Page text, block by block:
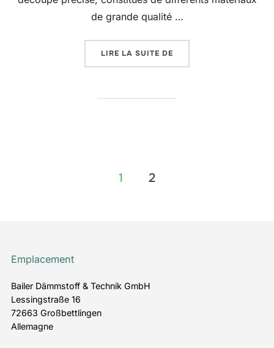
de grande qualité …
LIRE LA SUITE DE
1 2
Emplacement
Bailer Dämmstoff & Technik GmbH
Lessingstraße 16
72663 Großbettlingen
Allemagne